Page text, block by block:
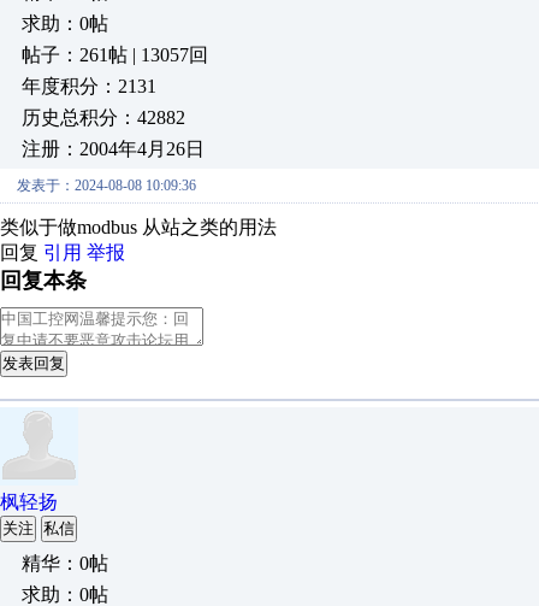
求助：0帖
帖子：261帖 | 13057回
年度积分：2131
历史总积分：42882
注册：2004年4月26日
发表于：2024-08-08 10:09:36
类似于做modbus 从站之类的用法
回复 引用 举报
回复本条
发表回复
枫轻扬
关注 私信
精华：0帖
求助：0帖